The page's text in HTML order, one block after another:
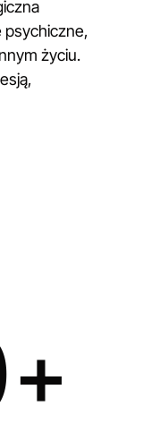
psychiczne,
życiu.
+